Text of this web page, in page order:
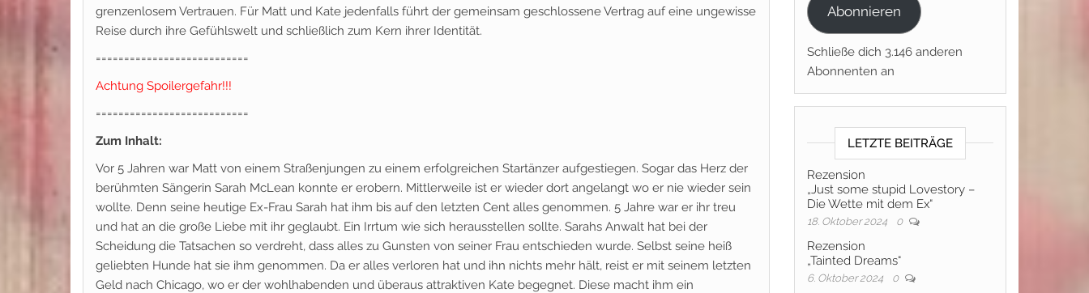
grenzenlosem Vertrauen. Für Matt und Kate jedenfalls führt der gemeinsam geschlossene Vertrag auf eine ungewisse
Reise durch ihre Gefühlswelt und schließlich zum Kern ihrer Identität.
===========================
Achtung Spoilergefahr!!!
===========================
Zum Inhalt:
Vor 5 Jahren war Matt von einem Straßenjungen zu einem erfolgreichen Startänzer aufgestiegen. Sogar das Herz der
berühmten Sängerin Sarah McLean konnte er erobern. Mittlerweile ist er wieder dort angelangt wo er nie wieder sein
wollte. Denn seine heutige Ex-Frau Sarah hat ihm bis auf den letzten Cent alles genommen. 5 Jahre war er ihr treu
und hat an die große Liebe mit ihr geglaubt. Ein Irrtum wie sich herausstellen sollte. Sarahs Anwalt hat bei der
Scheidung die Tatsachen so verdreht, dass alles zu Gunsten von seiner Frau entschieden wurde. Selbst seine heiß
geliebten Hunde hat sie ihm genommen. Da er alles verloren hat und ihn nichts mehr hält, reist er mit seinem letzten
Geld nach Chicago, wo er der wohlhabenden und überaus attraktiven Kate begegnet. Diese macht ihm ein
Abonnieren
Schließe dich 3.146 anderen
Abonnenten an
LETZTE BEITRÄGE
Rezension
„Just some stupid Lovestory –
Die Wette mit dem Ex“
18. Oktober 2024 0
Rezension
„Tainted Dreams“
6. Oktober 2024 0